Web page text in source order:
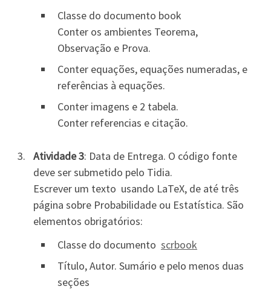
Classe do documento book
Conter os ambientes Teorema,
Observação e Prova.
Conter equações, equações numeradas, e
referências à equações.
Conter imagens e 2 tabela.
Conter referencias e citação.
Atividade 3: Data de Entrega. O código fonte
deve ser submetido pelo Tidia.
Escrever um texto usando LaTeX, de até três
página sobre Probabilidade ou Estatística. São
elementos obrigatórios:
Classe do documento scrbook
Título, Autor. Sumário e pelo menos duas
seções